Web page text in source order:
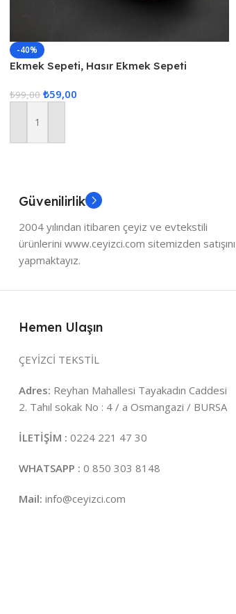
-40%
Ekmek Sepeti, Hasır Ekmek Sepeti
₺99,00 ₺59,00
Sepete Ekle
Güvenilirlik
2004 yılından itibaren çeyiz ve evtekstili
ürünlerini www.ceyizci.com sitemizden satışını
yapmaktayız.
Hemen Ulaşın
ÇEYİZCİ TEKSTİL
Adres: Reyhan Mahallesi Tayakadın Caddesi
2. Tahıl sokak No : 4 / a Osmangazi / BURSA
İLETİŞİM : 0224 221 47 30
WHATSAPP : 0 850 303 8148
Mail: info@ceyizci.com